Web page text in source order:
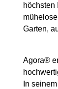
höchsten
Garten,
Agora®
In